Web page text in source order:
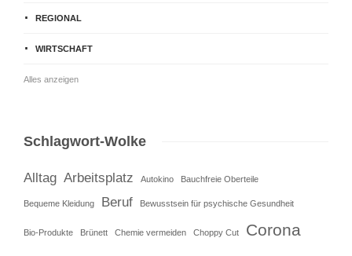
REGIONAL
WIRTSCHAFT
Alles anzeigen
Schlagwort-Wolke
Alltag Arbeitsplatz Autokino Bauchfreie Oberteile
Bequeme Kleidung Beruf Bewusstsein für psychische Gesundheit
Bio-Produkte Brünett Chemie vermeiden Choppy Cut Corona